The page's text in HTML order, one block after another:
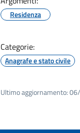
Residenza
Categorie:
Anagrafe e stato civile
Ultimo aggiornamento: